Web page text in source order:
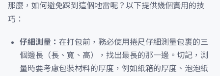
那麼，如何避免踩到這個地雷呢？以下提供幾個實用的技
巧：
仔細測量： 在打包前，務必使用捲尺仔細測量包裹的三
個邊長（長、寬、高），找出最長的那一邊。切記，測
量時要考慮包裝材料的厚度，例如紙箱的厚度、泡泡紙